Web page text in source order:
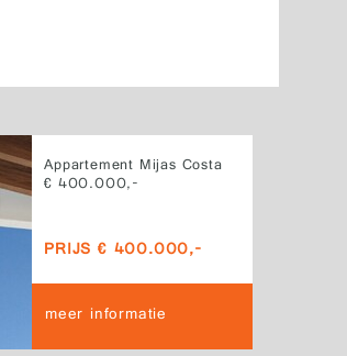
Appartement Mijas Costa
€ 400.000,-
PRIJS € 400.000,-
meer informatie